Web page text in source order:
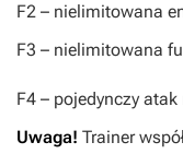
F2 – nielimitowana
F3 – nielimitowana
F4 – pojedynczy
Uwaga! Trainer